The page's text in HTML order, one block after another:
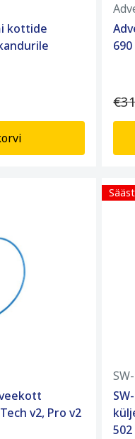
kottide
v2, Pro v2
502